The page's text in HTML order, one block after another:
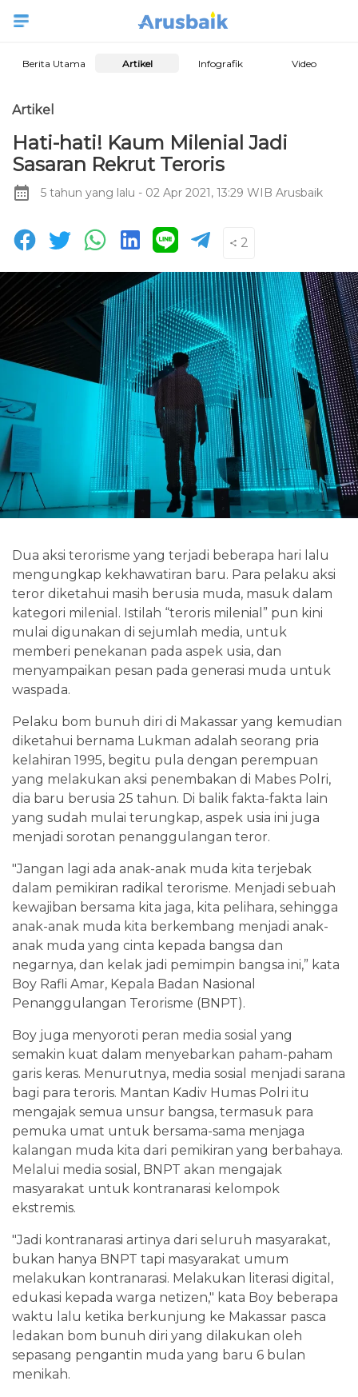
Berita Utama Artikel Infografik Video
Artikel
Hati-hati! Kaum Milenial Jadi
Sasaran Rekrut Teroris
5 tahun yang lalu - 02 Apr 2021, 13:29 WIB Arusbaik
2
Dua aksi terorisme yang terjadi beberapa hari lalu
mengungkap kekhawatiran baru. Para pelaku aksi
teror diketahui masih berusia muda, masuk dalam
kategori milenial. Istilah “teroris milenial” pun kini
mulai digunakan di sejumlah media, untuk
memberi penekanan pada aspek usia, dan
menyampaikan pesan pada generasi muda untuk
waspada.
Pelaku bom bunuh diri di Makassar yang kemudian
diketahui bernama Lukman adalah seorang pria
kelahiran 1995, begitu pula dengan perempuan
yang melakukan aksi penembakan di Mabes Polri,
dia baru berusia 25 tahun. Di balik fakta-fakta lain
yang sudah mulai terungkap, aspek usia ini juga
menjadi sorotan penanggulangan teror.
"Jangan lagi ada anak-anak muda kita terjebak
dalam pemikiran radikal terorisme. Menjadi sebuah
kewajiban bersama kita jaga, kita pelihara, sehingga
anak-anak muda kita berkembang menjadi anak-
anak muda yang cinta kepada bangsa dan
negarnya, dan kelak jadi pemimpin bangsa ini,” kata
Boy Rafli Amar, Kepala Badan Nasional
Penanggulangan Terorisme (BNPT).
Boy juga menyoroti peran media sosial yang
semakin kuat dalam menyebarkan paham-paham
garis keras. Menurutnya, media sosial menjadi sarana
bagi para teroris. Mantan Kadiv Humas Polri itu
mengajak semua unsur bangsa, termasuk para
pemuka umat untuk bersama-sama menjaga
kalangan muda kita dari pemikiran yang berbahaya.
Melalui media sosial, BNPT akan mengajak
masyarakat untuk kontranarasi kelompok
ekstremis.
"Jadi kontranarasi artinya dari seluruh masyarakat,
bukan hanya BNPT tapi masyarakat umum
melakukan kontranarasi. Melakukan literasi digital,
edukasi kepada warga netizen," kata Boy beberapa
waktu lalu ketika berkunjung ke Makassar pasca
ledakan bom bunuh diri yang dilakukan oleh
sepasang pengantin muda yang baru 6 bulan
menikah.